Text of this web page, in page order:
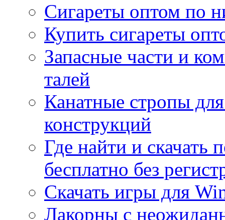
Сигареты оптом по
Купить сигареты
Запасные части и
талей
Канатные стропы
конструкций
Где найти и
бесплатно без
Скачать игры для
Лакорны с